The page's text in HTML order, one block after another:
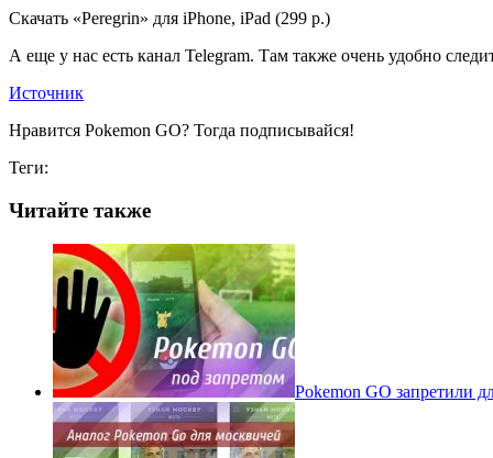
Скачать «Peregrin» для iPhone, iPad (299 р.)
А еще у нас есть канал Telegram. Там также очень удобно
Источник
Нравится Pokemon GO? Тогда подписывайся!
Теги:
Читайте также
Pokеmon GO запретили